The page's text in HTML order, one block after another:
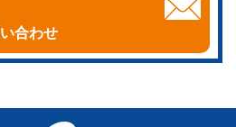
合わせ